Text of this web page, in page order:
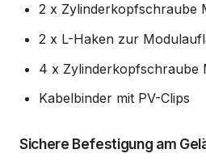
2 x Zylinderkopfschraube
2 x L-Haken zur
4 x Zylinderkopfschraube
Kabelbinder mit PV-Clips
Sichere Befestigung am